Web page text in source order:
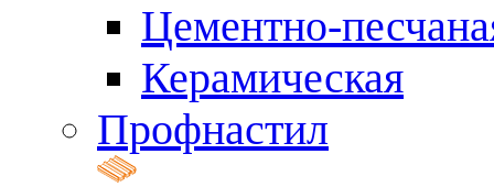
Цементно-
Керамическая
Профнастил